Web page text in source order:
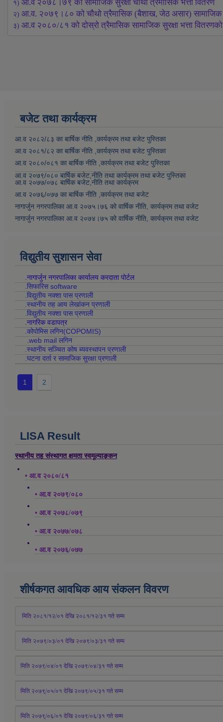
१) आ.व २०७८।७९ को सामाजिक सुरक्षा चौथो त्रैमासिक भत्ता वितरण
२) आ.व. २०७९।८० को चौथो त्रैमासिक (बैशाख, जेठ असार) सामाजिक
३) आ.व २०८०/८१ को दोस्रो त्रैमासिक सामाजिक सुरक्षा भत्ता
बजेट तथा कार्यक्रम
आ.व २०८२/८३ का बार्षिक नीति ,कार्यक्रम तथा बजेट पुस्तिका
आ.व २०८१/८२ का बार्षिक नीति ,कार्यक्रम तथा बजेट पुस्तिका
आ.व २०८०/०८१ का बार्षिक नीति ,कार्यक्रम तथा बजेट पुस्तिका
आ.व २०७९/०८० बार्षिक बजेट,नीति तथा कार्यक्रम तथा बजेट पुस्तिका
आ.व २०७७/०७८ बार्षिक बजेट,नीति तथा कार्यक्रम
आ.व २०७६/०७७ का बार्षिक नीति ,कार्यक्रम तथा बजेट
नागार्जुन नगरपालिका आ.व २०७५।७६ को वार्षिक नीति, कार्यक्रम तथा वजेट
नागार्जुन नगरपालिका आ.व २०७४।७५ को वार्षिक नीति, कार्यक्रम तथा वजेट
विद्युतीय सुशासन सेवा
.नागार्जुन नगरपालिका कार्यालय करदाता पोर्टल
.सिफारिस software
.विद्युतीय नक्शा पास प्रणाली
.स्थानीय तह आय लेखांकन प्रणाली
.विद्युतीय नक्शा पास प्रणाली
.नागरिक वडापत्र
.कोपोमिस लगिन(COPOMIS)
.web mail लगिन
.स्थानीय सञ्चित कोष ब्यवस्थापन प्रणाली
.घटना दर्ता र सामाजिक सुरक्षा प्रणाली
1 2
LISA Result
स्थानीय तह संस्थागत क्षमता स्वमूल्याङ्कन
• आ.व २०८०/८१
• आ.व २०७९/०८०
• आ.व २०७८/०७९
• आ.व २०७७/०७८
• आ.व २०७६/०७७
शीर्षकगत आवधिक आय संकलन विवरण
मिति २०८१/१२/०१ देखि २०८१/१२/३१ गते सम्म
मिति २०७९/०३/०१ देखि २०७९/०३/३१ गते सम्म
मिति २०७९/०४/०१ देखि २०७९/०४/३१ गते सम्म
मिति २०७९्/०५/०१ देखि २०७९/०५/३१ गते सम्म
मिति २०७९्/०६/०१ देखि २०७९/०६/३१ गते सम्म